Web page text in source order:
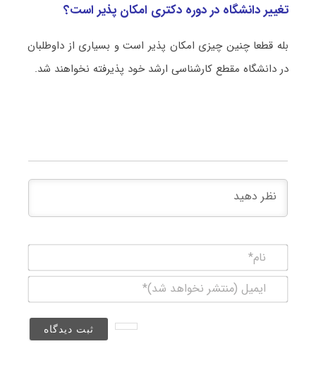
تغییر دانشگاه در دوره دکتری امکان پذیر است؟
بله قطعا چنین چیزی امکان پذیر است و بسیاری از داوطلبان
در دانشگاه مقطع کارشناسی ارشد خود پذیرفته نخواهند شد.
(منتشر